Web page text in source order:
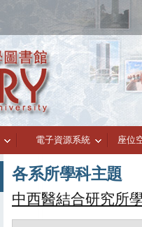
電子資源系統 座位
各系所學科主題
中西醫結合研究所